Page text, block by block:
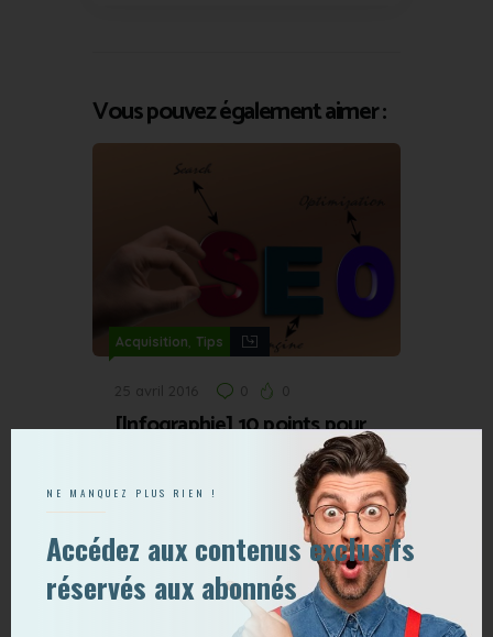
Vous pouvez également aimer :
Acquisition, Tips
25 avril 2016 0 0
[Infographie] 10 points pour
optimiser le SEO de votre
NE MANQUEZ PLUS RIEN !
Accédez aux contenus exclusifs
réservés aux abonnés